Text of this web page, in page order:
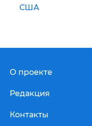
США
О проекте
Редакция
Контакты